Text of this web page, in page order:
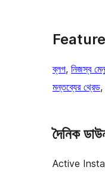
ব্লগ, নিজস্ব মেনু
মন্তব্যের থ্রেড,
দৈনিক
Active